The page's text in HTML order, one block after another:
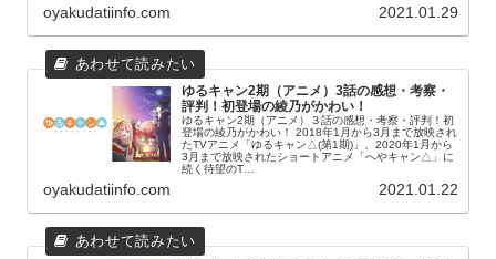
oyakudatiinfo.com 2021.01.29
ゆるキャン2期（アニメ）3話の感想・考察・
評判！初登場の綾乃がかわい！
ゆるキャン2期（アニメ）３話の感想・考察・評判！初
登場の綾乃がかわい！ 2018年1月から3月まで放映され
たTVアニメ「ゆるキャン△(第1期)」、2020年1月から
3月まで放映されたショートアニメ「へやキャン△」に
続く待望のT…
oyakudatiinfo.com 2021.01.22